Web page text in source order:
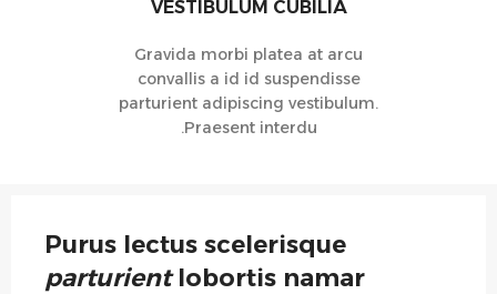
VESTIBULUM CUBILIA
Gravida morbi platea at arcu
convallis a id id suspendisse
parturient adipiscing vestibulum.
Praesent interdu.
Purus lectus scelerisque
parturientlobortis namar